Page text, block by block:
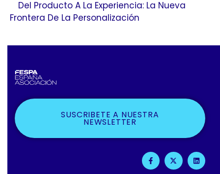
Del Producto A La Experiencia: La Nueva
Frontera De La Personalización
SUSCRIBETE A NUESTRA
NEWSLETTER
F
A
C
X
-
T
L
I
N